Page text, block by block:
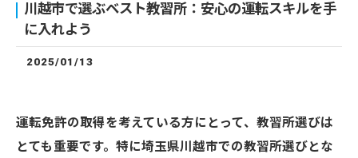
川越市で選ぶベスト教習所：安心の運転スキルを手
に入れよう
2025/01/13
運転免許の取得を考えている方にとって、教習所選びは
とても重要です。特に埼玉県川越市での教習所選びとな